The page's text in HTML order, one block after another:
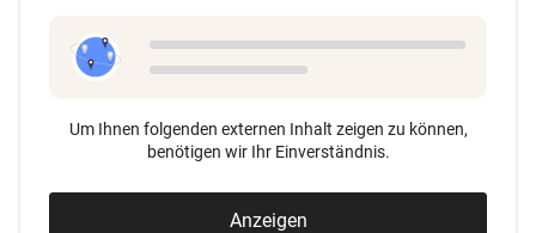
Um Ihnen folgenden externen Inhalt zeigen zu können,
benötigen wir Ihr Einverständnis.
Anzeigen